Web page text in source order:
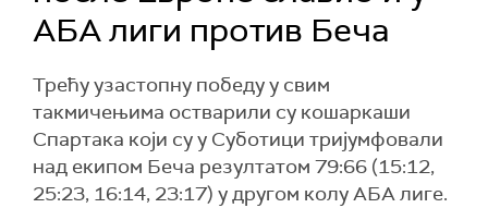
АБА лиги против Беча
Трећу узастопну победу у свим
такмичењима остварили су кошаркаши
Спартака који су у Суботици тријумфовали
над екипом Беча резултатом 79:66 (15:12,
25:23, 16:14, 23:17) у другом колу АБА лиге.